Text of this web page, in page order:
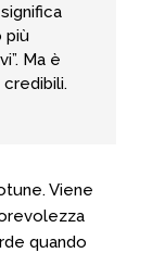
più
Ma è
Viene
quando